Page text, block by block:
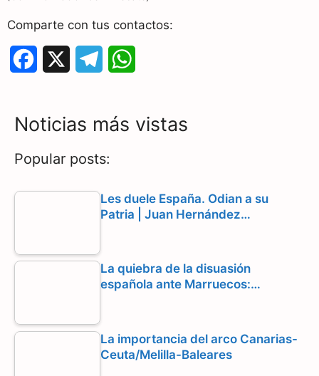
Comparte con tus contactos:
b
o
g
r
a
A
p
Noticias más vistas
Popular posts:
Les duele España. Odian a su
Patria | Juan Hernández…
La quiebra de la disuasión
española ante Marruecos:…
La importancia del arco Canarias-
Ceuta/Melilla-Baleares